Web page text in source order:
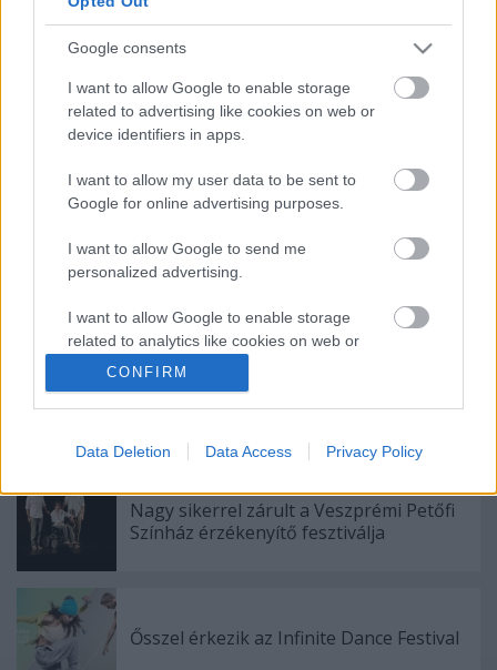
Google consents
I want to allow Google to enable storage
related to advertising like cookies on web or
device identifiers in apps.
I want to allow my user data to be sent to
Google for online advertising purposes.
I want to allow Google to send me
personalized advertising.
I want to allow Google to enable storage
related to analytics like cookies on web or
device identifiers in apps.
I want to allow Google to enable storage
related to personalization.
I want to allow Google to enable storage
related to security, including authentication
functionality and fraud prevention, and other
user protection.
CONFIRM
Data Deletion Data Access Privacy Policy
Címkék:fesztivál vendégjáték Proton Színház
Ajánlott bejegyzések:
Augusztusban jön az év legvidámabb
Kamaradarabok, kortárs drámák,
koncertszínház a Teátrumban
Nagy sikerrel zárult a Veszprémi Petőfi
Színház érzékenyítő fesztiválja
Ősszel érkezik az Infinite Dance Festival